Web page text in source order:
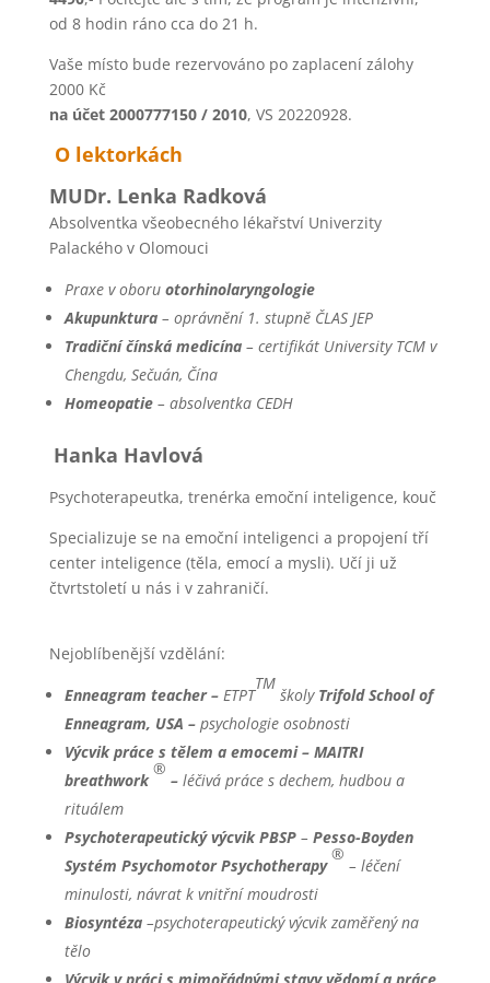
od 8 hodin ráno cca do 21 h.
Vaše místo bude rezervováno po zaplacení zálohy
2000 Kč
na účet 2000777150 / 2010, VS 20220928.
O lektorkách
MUDr. Lenka Radková
Absolventka všeobecného lékařství Univerzity
Palackého v Olomouci
Praxe v oboru otorhinolaryngologie
Akupunktura– oprávnění 1. stupně ČLAS JEP
Tradiční čínská medicína– certifikát University TCM v
Chengdu, Sečuán, Čína
Homeopatie– absolventka CEDH
Hanka Havlová
Psychoterapeutka, trenérka emoční inteligence, kouč
Specializuje se na emoční inteligenci a propojení tří
center inteligence (těla, emocí a mysli). Učí ji už
čtvrtstoletí u nás i v zahraničí.
Nejoblíbenější vzdělání:
Enneagram teacher – ETPT
TM
školy Trifold School of
Enneagram, USA – psychologie osobnosti
Výcvik práce s tělem a emocemi – MAITRI
breathwork
®
– léčivá práce s dechem, hudbou a
rituálem
Psychoterapeutický výcvik PBSP– Pesso-Boyden
Systém Psychomotor Psychotherapy
®
– léčení
minulosti, návrat k vnitřní moudrosti
Biosyntéza–psychoterapeutický výcvik zaměřený na
tělo